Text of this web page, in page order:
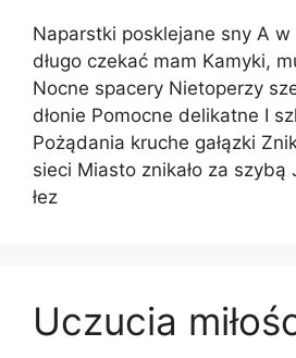
Naparstki posklejane sny A
długo czekać mam Kamyki,
Nocne spacery Nietoperzy
dłonie Pomocne delikatne I
Pożądania kruche gałązki
sieci Miasto znikało za szybą
łez
Uczucia